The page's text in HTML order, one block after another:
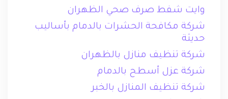
وايت شفط صرف صحي الظهران
شركة مكافحة الحشرات بالدمام بأساليب
حديثة
شركة تنظيف منازل بالظهران
شركة عزل أسطح بالدمام
شركة تنظيف المنازل بالخبر